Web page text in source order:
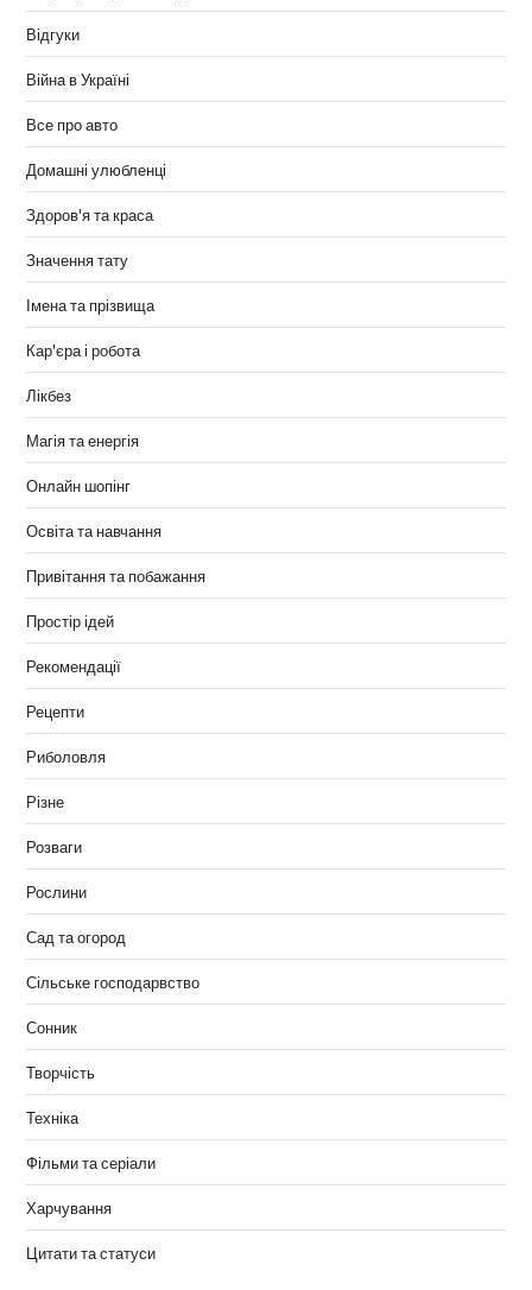
Відгуки
Війна в Україні
Все про авто
Домашні улюбленці
Здоров'я та краса
Значення тату
Імена та прізвища
Кар'єра і робота
Лікбез
Магія та енергія
Онлайн шопінг
Освіта та навчання
Привітання та побажання
Простір ідей
Рекомендації
Рецепти
Риболовля
Різне
Розваги
Рослини
Сад та огород
Сільське господарвство
Сонник
Творчість
Техніка
Фільми та серіали
Харчування
Цитати та статуси